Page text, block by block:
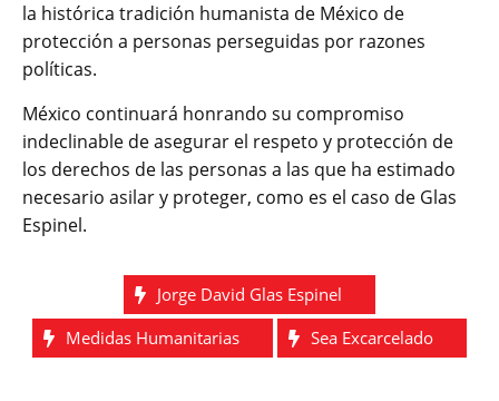
la histórica tradición humanista de México de
protección a personas perseguidas por razones
políticas.
México continuará honrando su compromiso
indeclinable de asegurar el respeto y protección de
los derechos de las personas a las que ha estimado
necesario asilar y proteger, como es el caso de Glas
Espinel.
Jorge David Glas Espinel
Medidas Humanitarias
Sea Excarcelado